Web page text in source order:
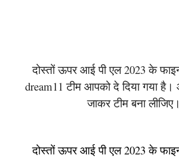
दोस्तों ऊपर आई पी एल 2023 के
dream11 टीम आपको दे दिया गया
जाकर टीम बना लीजिए।
दोस्तों ऊपर आई पी एल 2023 के